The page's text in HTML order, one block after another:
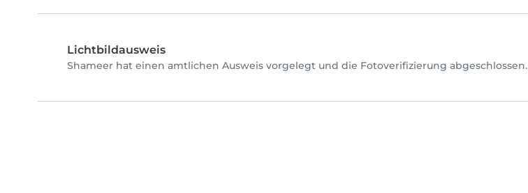
Lichtbildausweis
Shameer hat einen amtlichen Ausweis vorgelegt und die Fotoverifizierung abgeschlossen.